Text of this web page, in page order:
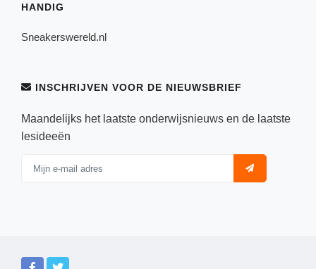
HANDIG
Sneakerswereld.nl
INSCHRIJVEN VOOR DE NIEUWSBRIEF
Maandelijks het laatste onderwijsnieuws en de laatste
lesideeën